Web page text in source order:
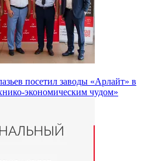
посетил заводы «Арлайт» в
экономическим чудом»